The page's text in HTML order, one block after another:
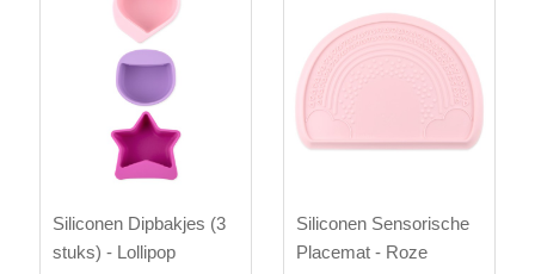
Siliconen Dipbakjes (3
stuks) - Lollipop
Siliconen Sensorische
Placemat - Roze